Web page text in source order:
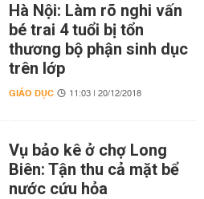
Hà Nội: Làm rõ nghi vấn
bé trai 4 tuổi bị tổn
thương bộ phận sinh dục
trên lớp
GIÁO DỤC 11:03 | 20/12/2018
Vụ bảo kê ở chợ Long
Biên: Tận thu cả mặt bể
nước cứu hỏa